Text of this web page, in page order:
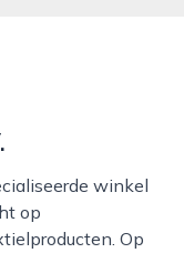
op
Op